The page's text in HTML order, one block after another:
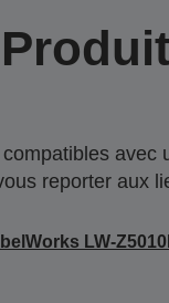
avec
reporter aux
LW-